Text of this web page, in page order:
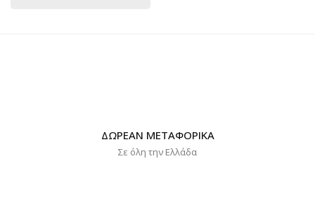
ΔΩΡΕΑΝ ΜΕΤΑΦΟΡΙΚΑ
Σε όλη την Ελλάδα